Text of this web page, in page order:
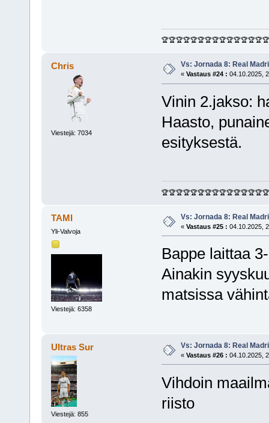
🏆🏆🏆🏆🏆🏆🏆🏆🏆🏆🏆🏆🏆🏆🏆
Chris
Viestejä: 7034
Vs: Jornada 8: Real
« Vastaus #24 : 04.10.2025,
Vinin 2.jakso:
Haasto,
esityksestä.
🏆🏆🏆🏆🏆🏆🏆🏆🏆🏆🏆🏆🏆🏆🏆
TAMI
Yli-Valvoja
Viestejä: 6358
Vs: Jornada 8: Real
« Vastaus #25 : 04.10.2025,
Bappe laittaa
Ainakin
matsissa
Ultras Sur
Viestejä: 855
Vs: Jornada 8: Real
« Vastaus #26 : 04.10.2025,
Vihdoin
riisto